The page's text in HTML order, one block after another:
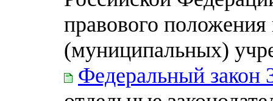
правового положения
(муниципальных)
Федеральный закон